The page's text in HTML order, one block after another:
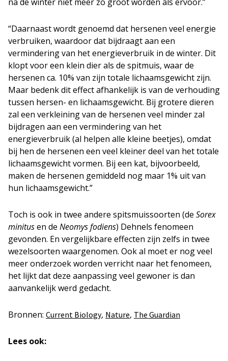
“Daarnaast wordt genoemd dat hersenen veel energie
verbruiken, waardoor dat bijdraagt aan een
vermindering van het energieverbruik in de winter. Dit
klopt voor een klein dier als de spitmuis, waar de
hersenen ca. 10% van zijn totale lichaamsgewicht zijn.
Maar bedenk dit effect afhankelijk is van de verhouding
tussen hersen- en lichaamsgewicht. Bij grotere dieren
zal een verkleining van de hersenen veel minder zal
bijdragen aan een vermindering van het
energieverbruik (al helpen alle kleine beetjes), omdat
bij hen de hersenen een veel kleiner deel van het totale
lichaamsgewicht vormen. Bij een kat, bijvoorbeeld,
maken de hersenen gemiddeld nog maar 1% uit van
hun lichaamsgewicht.”
Toch is ook in twee andere spitsmuissoorten (de Sorex
minitusen de Neomys fodiens) Dehnels fenomeen
gevonden. En vergelijkbare effecten zijn zelfs in twee
wezelsoorten waargenomen. Ook al moet er nog veel
meer onderzoek worden verricht naar het fenomeen,
het lijkt dat deze aanpassing veel gewoner is dan
aanvankelijk werd gedacht.
Bronnen: Current Biology, Nature, The Guardian
Lees ook: